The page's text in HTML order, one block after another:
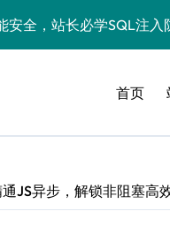
安全，站长必学防注入核
，深度解码安全防注入实
新趋势
站长资源全攻略
首页
JS异步，解锁非阻塞高